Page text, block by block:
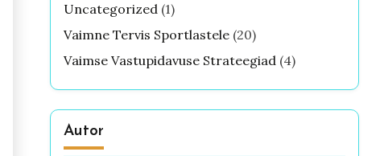
Uncategorized(1)
Vaimne Tervis Sportlastele(20)
Vaimse Vastupidavuse Strateegiad(4)
Autor